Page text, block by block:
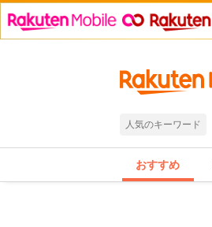
人気のキーワード
おすすめ